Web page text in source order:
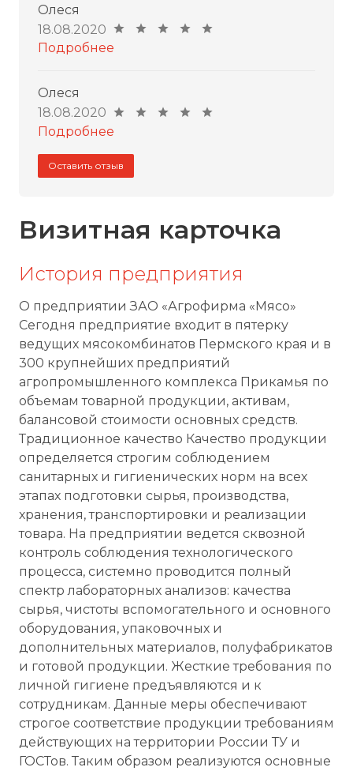
Олеся
18.08.2020
Подробнее
Олеся
18.08.2020
Подробнее
Оставить отзыв
Визитная карточка
История предприятия
О предприятии ЗАО «Агрофирма «Мясо»
Сегодня предприятие входит в пятерку
ведущих мясокомбинатов Пермского края и в
300 крупнейших предприятий
агропромышленного комплекса Прикамья по
объемам товарной продукции, активам,
балансовой стоимости основных средств.
Традиционное качество Качество продукции
определяется строгим соблюдением
санитарных и гигиенических норм на всех
этапах подготовки сырья, производства,
хранения, транспортировки и реализации
товара. На предприятии ведется сквозной
контроль соблюдения технологического
процесса, системно проводится полный
спектр лабораторных анализов: качества
сырья, чистоты вспомогательного и основного
оборудования, упаковочных и
дополнительных материалов, полуфабрикатов
и готовой продукции. Жесткие требования по
личной гигиене предъявляются и к
сотрудникам. Данные меры обеспечивают
строгое соответствие продукции требованиям
действующих на территории России ТУ и
ГОСТов. Таким образом реализуются основные